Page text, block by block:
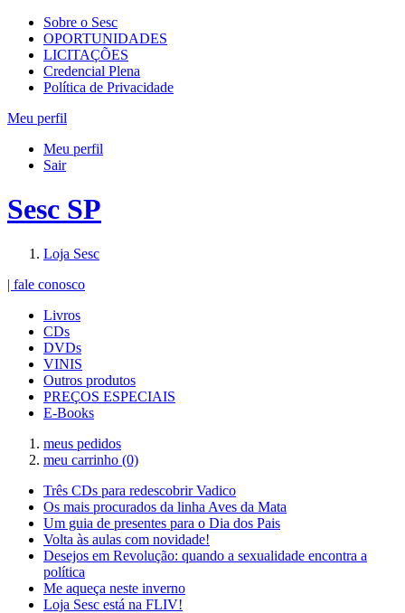
Sobre o Sesc
OPORTUNIDADES
LICITAÇÕES
Credencial Plena
Política de Privacidade
Meu perfil
Meu perfil
Sair
Sesc SP
Loja Sesc
| fale conosco
Livros
CDs
DVDs
VINIS
Outros produtos
PREÇOS ESPECIAIS
E-Books
meus pedidos
meu carrinho (0)
Três CDs para redescobrir Vadico
Os mais procurados da linha Aves da Mata
Um guia de presentes para o Dia dos Pais
Volta às aulas com novidade!
Desejos em Revolução: quando a sexualidade encontra a
política
Me aqueça neste inverno
Loja Sesc está na FLIV!